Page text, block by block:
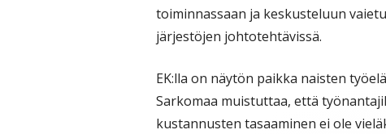
toiminnassaan ja keskusteluun
järjestöjen johtotehtävissä.
EK:lla on näytön paikka naisten
Sarkomaa muistuttaa, että
kustannusten tasaaminen ei ole